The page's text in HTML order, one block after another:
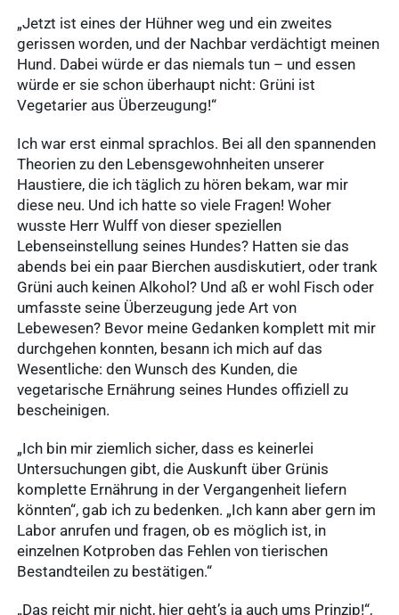
Häufige
Suchanfragen
Service
Ergebnisse
anzeigen
Tierarztbedarf
Ergebnisse
anzeigen
vitofyllin
Schnellzugriff
Service &
Kontakt
WDT-Marktplatz
„Jetzt ist eines der Hühner weg und ein zweites
gerissen worden, und der Nachbar verdächtigt meinen
Hund. Dabei würde er das niemals tun – und essen
würde er sie schon überhaupt nicht: Grüni ist
Vegetarier aus Überzeugung!“
Ich war erst einmal sprachlos. Bei all den spannenden
Theorien zu den Lebensgewohnheiten unserer
Haustiere, die ich täglich zu hören bekam, war mir
diese neu. Und ich hatte so viele Fragen! Woher
wusste Herr Wulff von dieser speziellen
Lebenseinstellung seines Hundes? Hatten sie das
abends bei ein paar Bierchen ausdiskutiert, oder trank
Grüni auch keinen Alkohol? Und aß er wohl Fisch oder
umfasste seine Überzeugung jede Art von
Lebewesen? Bevor meine Gedanken komplett mit mir
durchgehen konnten, besann ich mich auf das
Wesentliche: den Wunsch des Kunden, die
vegetarische Ernährung seines Hundes offiziell zu
bescheinigen.
„Ich bin mir ziemlich sicher, dass es keinerlei
Untersuchungen gibt, die Auskunft über Grünis
komplette Ernährung in der Vergangenheit liefern
könnten“, gab ich zu bedenken. „Ich kann aber gern im
Labor anrufen und fragen, ob es möglich ist, in
einzelnen Kotproben das Fehlen von tierischen
Bestandteilen zu bestätigen.“
„Das reicht mir nicht, hier geht’s ja auch ums Prinzip!“,